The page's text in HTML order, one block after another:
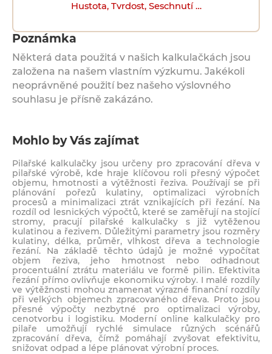
Pilařské kalkulačky jsou určeny pro zpracování dřeva v
pilařské výrobě, kde hraje klíčovou roli přesný výpočet
objemu, hmotnosti a výtěžnosti řeziva. Používají se při
plánování pořezů kulatiny, optimalizaci výrobních
procesů a minimalizaci ztrát vznikajících při řezání. Na
rozdíl od lesnických výpočtů, které se zaměřují na stojící
stromy, pracují pilařské kalkulačky s již vytěženou
kulatinou a řezivem. Důležitými parametry jsou rozměry
kulatiny, délka, průměr, vlhkost dřeva a technologie
řezání. Na základě těchto údajů je možné vypočítat
objem řeziva, jeho hmotnost nebo odhadnout
procentuální ztrátu materiálu ve formě pilin. Efektivita
řezání přímo ovlivňuje ekonomiku výroby. I malé rozdíly
ve výtěžnosti mohou znamenat výrazné finanční rozdíly
při velkých objemech zpracovaného dřeva. Proto jsou
přesné výpočty nezbytné pro optimalizaci výroby,
cenotvorbu i logistiku. Moderní online kalkulačky pro
pilaře umožňují rychlé simulace různých scénářů
zpracování dřeva, čímž pomáhají zvyšovat efektivitu,
snižovat odpad a lépe plánovat výrobní proces.
Hustota, Tvrdost, Seschnutí …
Poznámka
Některá data použitá v našich kalkulačkách jsou
založena na našem vlastním výzkumu. Jakékoli
neoprávněné použití bez našeho výslovného
souhlasu je přísně zakázáno.
Mohlo by Vás zajímat